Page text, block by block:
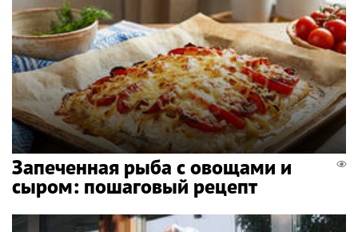
Запеченная рыба с овощами и
сыром: пошаговый рецепт